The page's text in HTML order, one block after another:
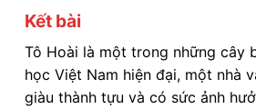
Kết bài
Tô Hoài là một trong những cây
học Việt Nam hiện đại, một nhà
giàu thành tựu và có sức ảnh